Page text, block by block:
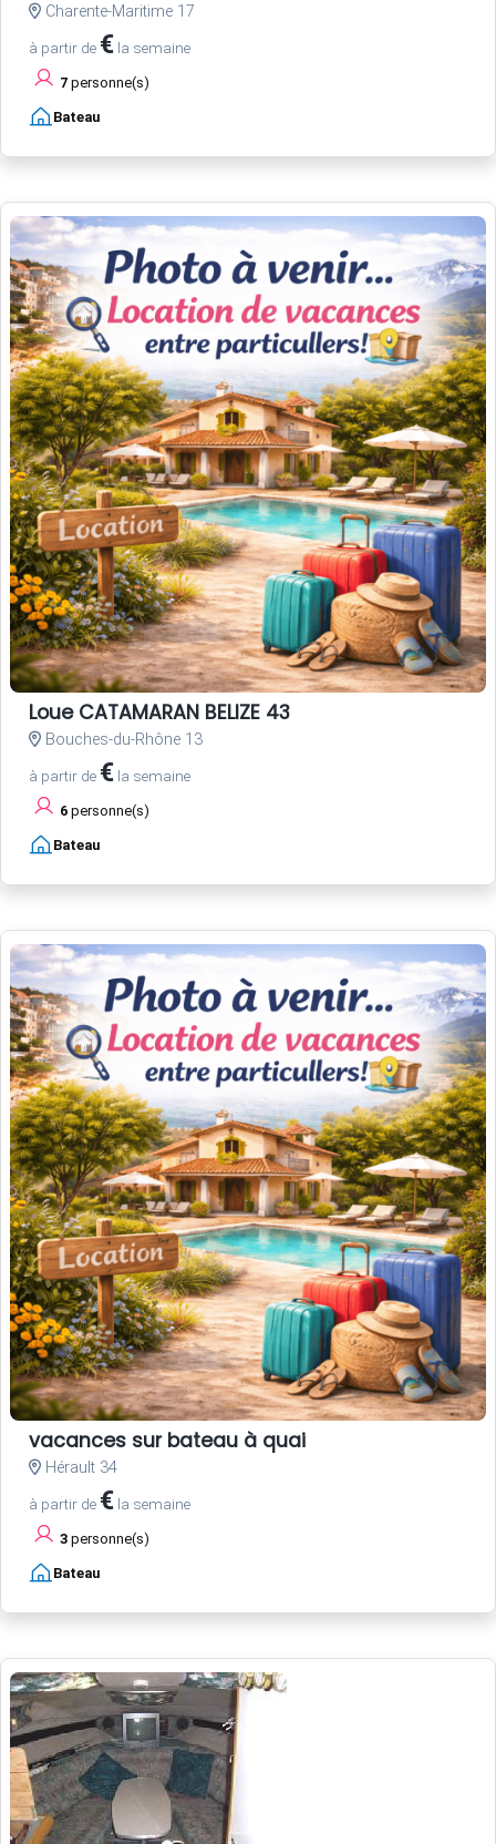
Charente-Maritime 17
à partir de € la semaine
7 personne(s)
Bateau
Loue CATAMARAN BELIZE 43
Bouches-du-Rhône 13
à partir de € la semaine
6 personne(s)
Bateau
vacances sur bateau à quai
Hérault 34
à partir de € la semaine
3 personne(s)
Bateau